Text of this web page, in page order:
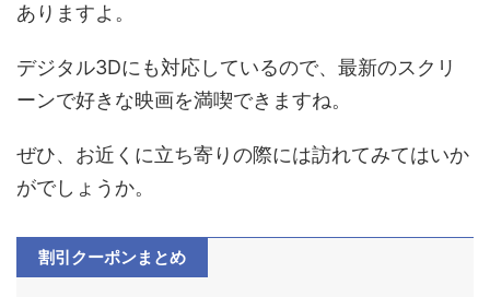
ありますよ。
デジタル3Dにも対応しているので、最新のスクリ
ーンで好きな映画を満喫できますね。
ぜひ、お近くに立ち寄りの際には訪れてみてはいか
がでしょうか。
割引クーポンまとめ